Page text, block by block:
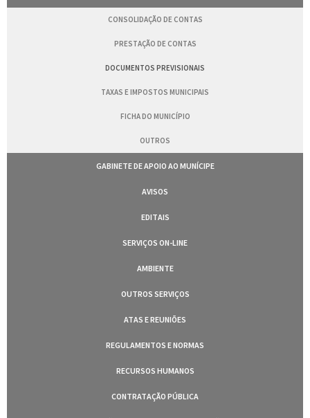
CONSOLIDAÇÃO DE CONTAS
PRESTAÇÃO DE CONTAS
DOCUMENTOS PREVISIONAIS
TAXAS E IMPOSTOS MUNICIPAIS
FICHA DO MUNICÍPIO
OUTROS
GABINETE DE APOIO AO MUNÍCIPE
AVISOS
EDITAIS
SERVIÇOS ON-LINE
AMBIENTE
OUTROS SERVIÇOS
ATAS E REUNIÕES
REGULAMENTOS E NORMAS
RECURSOS HUMANOS
CONTRATAÇÃO PÚBLICA